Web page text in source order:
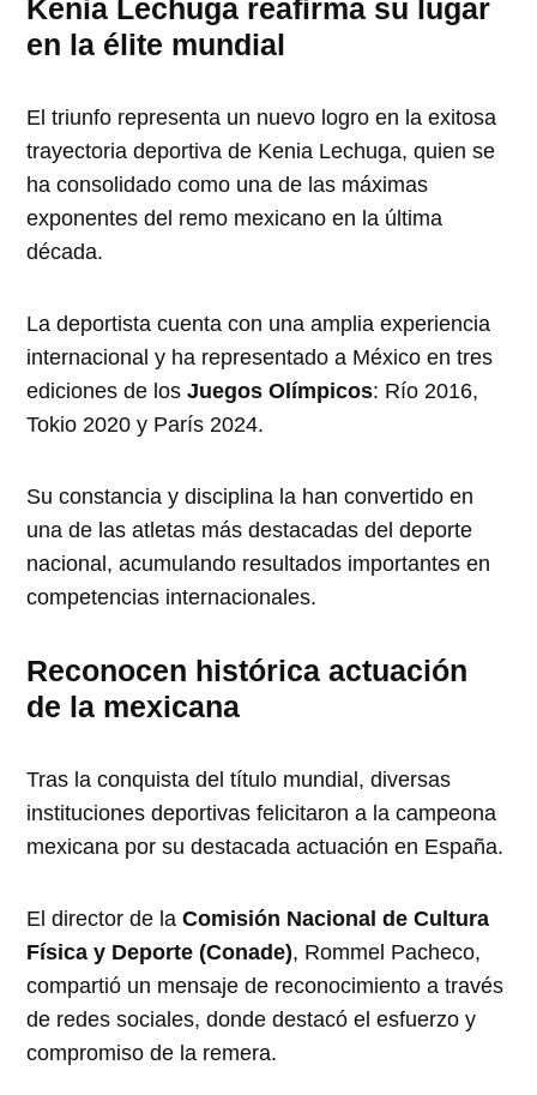
Kenia Lechuga reafirma su lugar
en la élite mundial
El triunfo representa un nuevo logro en la exitosa
trayectoria deportiva de Kenia Lechuga, quien se
ha consolidado como una de las máximas
exponentes del remo mexicano en la última
década.
La deportista cuenta con una amplia experiencia
internacional y ha representado a México en tres
ediciones de losJuegos Olímpicos: Río 2016,
Tokio 2020 y París 2024.
Su constancia y disciplina la han convertido en
una de las atletas más destacadas del deporte
nacional, acumulando resultados importantes en
competencias internacionales.
Reconocen histórica actuación
de la mexicana
Tras la conquista del título mundial, diversas
instituciones deportivas felicitaron a la campeona
mexicana por su destacada actuación en España.
El director de laComisión Nacional de Cultura
Física y Deporte (Conade), Rommel Pacheco,
compartió un mensaje de reconocimiento a través
de redes sociales, donde destacó el esfuerzo y
compromiso de la remera.